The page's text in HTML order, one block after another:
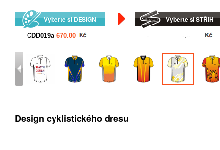
Vyberte si DESIGN Vyberte si STŘIH
+
Design cyklistického dresu